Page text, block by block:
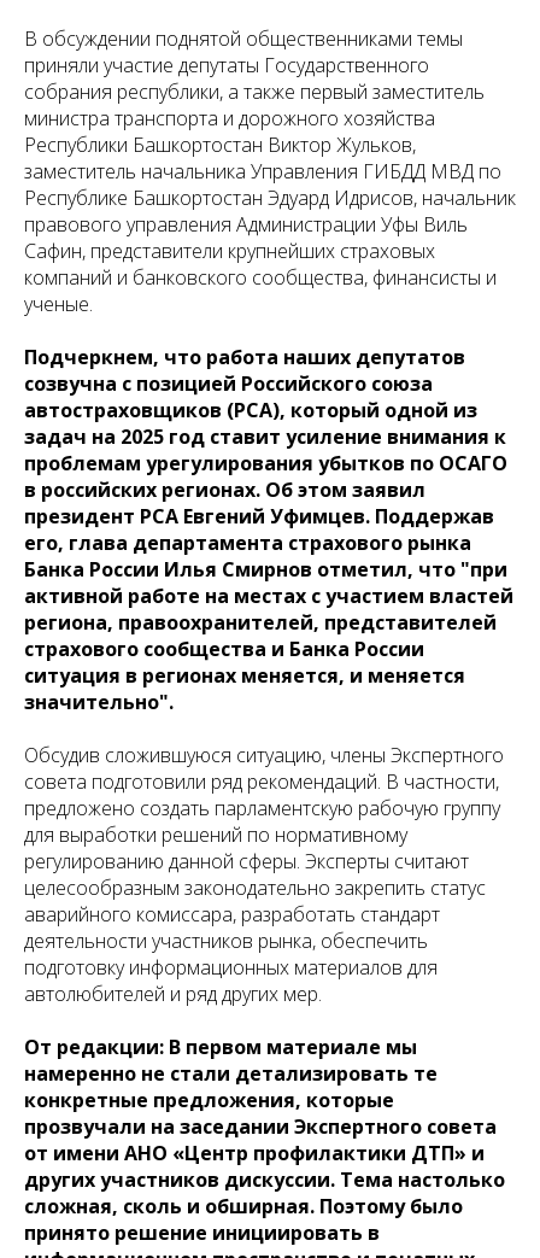
В обсуждении поднятой общественниками темы
приняли участие депутаты Государственного
собрания республики, а также первый заместитель
министра транспорта и дорожного хозяйства
Республики Башкортостан Виктор Жульков,
заместитель начальника Управления ГИБДД МВД по
Республике Башкортостан Эдуард Идрисов, начальник
правового управления Администрации Уфы Виль
Сафин, представители крупнейших страховых
компаний и банковского сообщества, финансисты и
ученые.
Подчеркнем, что работа наших депутатов
созвучна с позицией Российского союза
автостраховщиков (РСА), который одной из
задач на 2025 год ставит усиление внимания к
проблемам урегулирования убытков по ОСАГО
в российских регионах. Об этом заявил
президент РСА Евгений Уфимцев. Поддержав
его, глава департамента страхового рынка
Банка России Илья Смирнов отметил, что "при
активной работе на местах с участием властей
региона, правоохранителей, представителей
страхового сообщества и Банка России
ситуация в регионах меняется, и меняется
значительно".
Обсудив сложившуюся ситуацию, члены Экспертного
совета подготовили ряд рекомендаций. В частности,
предложено создать парламентскую рабочую группу
для выработки решений по нормативному
регулированию данной сферы. Эксперты считают
целесообразным законодательно закрепить статус
аварийного комиссара, разработать стандарт
деятельности участников рынка, обеспечить
подготовку информационных материалов для
автолюбителей и ряд других мер.
От редакции: В первом материале мы
намеренно не стали детализировать те
конкретные предложения, которые
прозвучали на заседании Экспертного совета
от имени АНО «Центр профилактики ДТП» и
других участников дискуссии. Тема настолько
сложная, сколь и обширная. Поэтому было
принято решение инициировать в